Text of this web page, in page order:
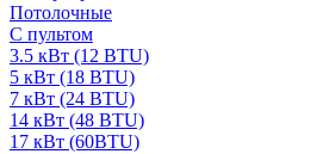
Потолочные
С пультом
3.5 кВт (12 BTU)
5 кВт (18 BTU)
7 кВт (24 BTU)
14 кВт (48 BTU)
17 кВт (60BTU)